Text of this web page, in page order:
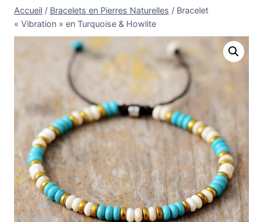
Accueil / Bracelets en Pierres Naturelles / Bracelet
« Vibration » en Turquoise & Howlite